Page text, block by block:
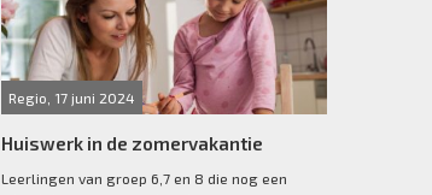
Regio, 17 juni 2024
Huiswerk in de zomervakantie
Leerlingen van groep 6,7 en 8 die nog een